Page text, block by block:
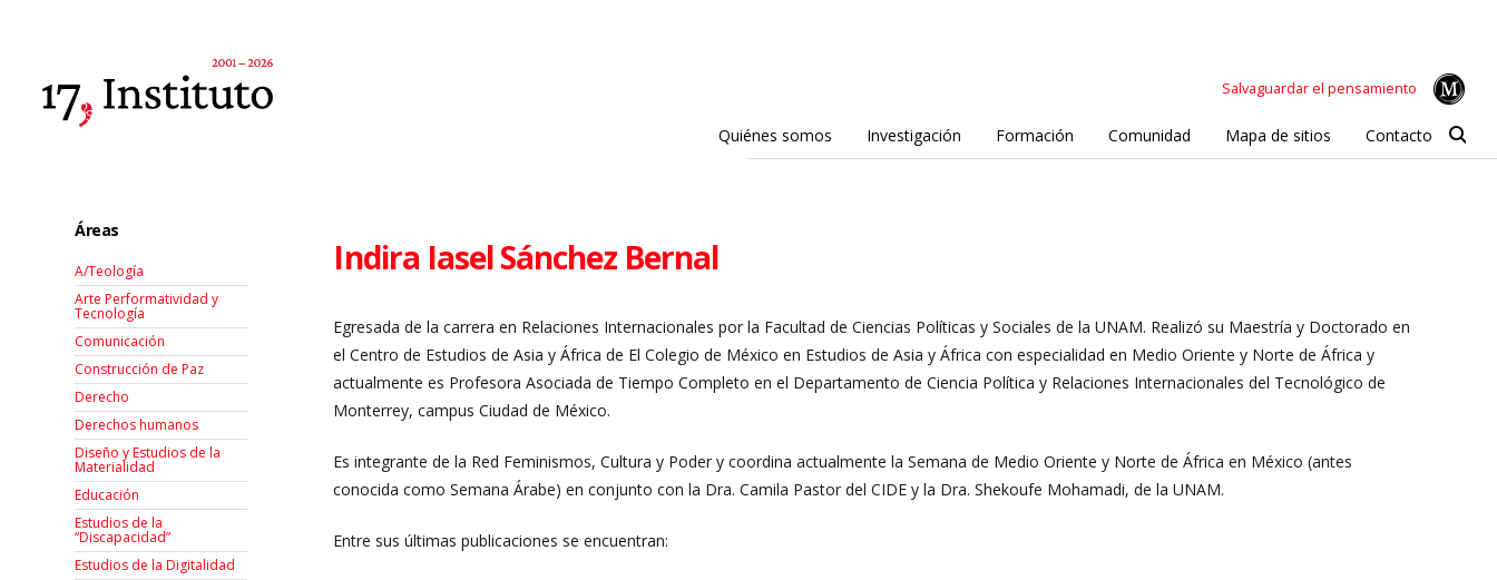
Salvaguardar el pensamiento
Quiénes somos Investigación Formación Comunidad Mapa de sitios Contacto
Indira Iasel Sánchez Bernal
Egresada de la carrera en Relaciones Internacionales por la Facultad de Ciencias Políticas y Sociales de la UNAM. Realizó su Maestría y Doctorado en
el Centro de Estudios de Asia y África de El Colegio de México en Estudios de Asia y África con especialidad en Medio Oriente y Norte de África y
actualmente es Profesora Asociada de Tiempo Completo en el Departamento de Ciencia Política y Relaciones Internacionales del Tecnológico de
Monterrey, campus Ciudad de México.
Es integrante de la Red Feminismos, Cultura y Poder y coordina actualmente la Semana de Medio Oriente y Norte de África en México (antes
conocida como Semana Árabe) en conjunto con la Dra. Camila Pastor del CIDE y la Dra. Shekoufe Mohamadi, de la UNAM.
Entre sus últimas publicaciones se encuentran:
Áreas
A/Teología
Arte Performatividad y
Tecnología
Comunicación
Construcción de Paz
Derecho
Derechos humanos
Diseño y Estudios de la
Materialidad
Educación
Estudios de la
“Discapacidad”
Estudios de la Digitalidad